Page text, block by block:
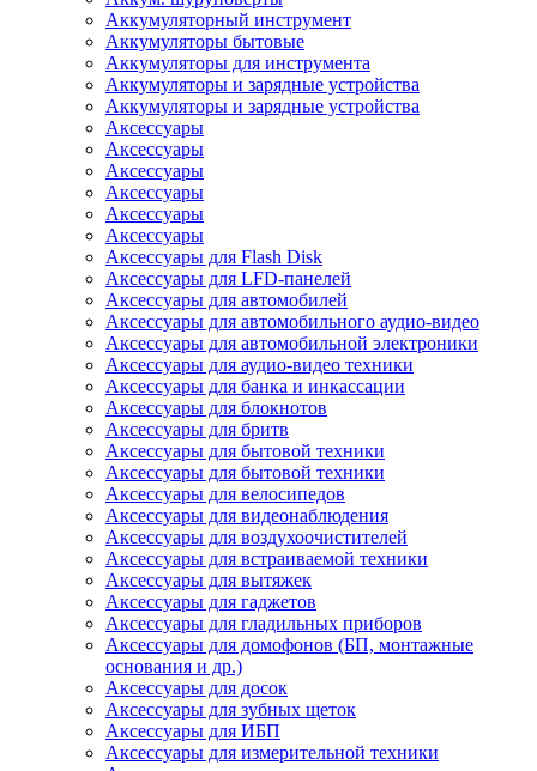
Аккумуляторный инструмент
Аккумуляторы бытовые
Аккумуляторы для инструмента
Аккумуляторы и зарядные устройства
Аккумуляторы и зарядные устройства
Аксессуары
Аксессуары
Аксессуары
Аксессуары
Аксессуары
Аксессуары
Аксессуары для Flash Disk
Аксессуары для LFD-панелей
Аксессуары для автомобилей
Аксессуары для автомобильного аудио-видео
Аксессуары для автомобильной электроники
Аксессуары для аудио-видео техники
Аксессуары для банка и инкассации
Аксессуары для блокнотов
Аксессуары для бритв
Аксессуары для бытовой техники
Аксессуары для бытовой техники
Аксессуары для велосипедов
Аксессуары для видеонаблюдения
Аксессуары для воздухоочистителей
Аксессуары для встраиваемой техники
Аксессуары для вытяжек
Аксессуары для гаджетов
Аксессуары для гладильных приборов
Аксессуары для домофонов (БП, монтажные
основания и др.)
Аксессуары для досок
Аксессуары для зубных щеток
Аксессуары для ИБП
Аксессуары для измерительной техники